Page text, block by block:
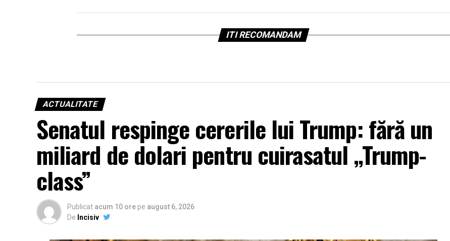
ITI RECOMANDAM
ACTUALITATE
Senatul respinge cererile lui Trump: fără un
miliard de dolari pentru cuirasatul „Trump-
class”
Publicat acum 10 ore pe august 6, 2026
De Incisiv